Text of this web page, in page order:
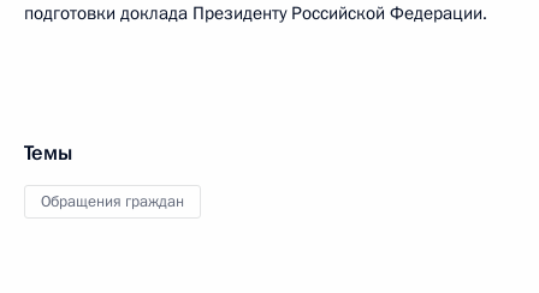
подготовки доклада Президенту Российской Федерации.
Темы
Обращения граждан